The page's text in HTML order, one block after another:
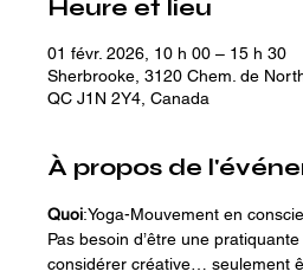
Heure et lieu
01 févr. 2026, 10 h 00 – 15 h 30
Sherbrooke, 3120 Chem. de
QC J1N 2Y4, Canada
À propos de
Quoi:Yoga-Mouvement en
Pas besoin d’être une
considérer créative… seulement